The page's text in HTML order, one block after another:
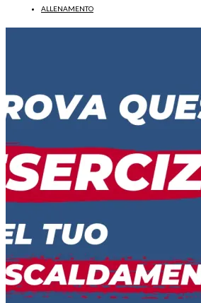
ALLENAMENTO